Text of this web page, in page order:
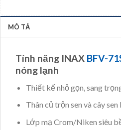
MÔ TẢ
Tính năng INAX BFV-
nóng lạnh
Thiết kế nhỏ gọn, sang
Thân củ trộn sen và cây
Lớp mạ Crom/Niken siêu